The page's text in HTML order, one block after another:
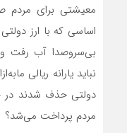
اساسی که با ارز
نباید یارانه ریالی
دولتی حذف شدند در
مردم پرداخت می‌شد؟